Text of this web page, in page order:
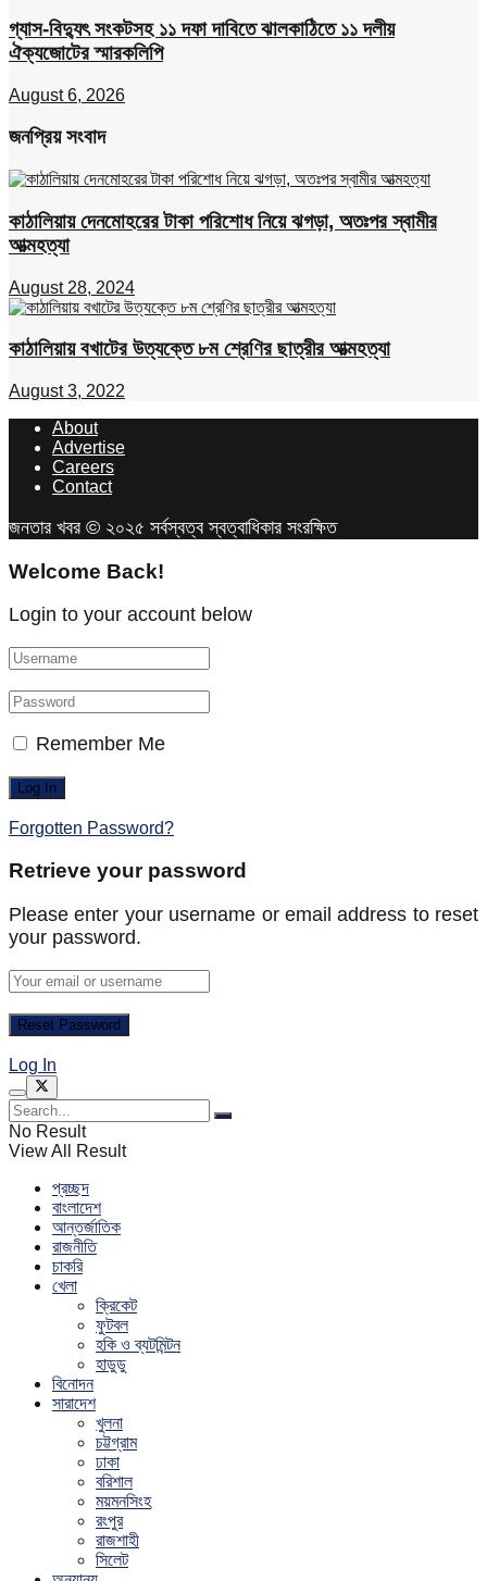
গ্যাস-বিদ্যুৎ সংকটসহ ১১ দফা দাবিতে ঝালকাঠিতে ১১ দলীয়
ঐক্যজোটের স্মারকলিপি
August 6, 2026
জনপ্রিয় সংবাদ
কাঠালিয়ায় দেনমোহরের টাকা পরিশোধ নিয়ে ঝগড়া, অতঃপর স্বামীর
আত্মহত্যা
August 28, 2024
কাঠালিয়ায় বখাটের উত্যক্তে ৮ম শ্রেণির ছাত্রীর আত্মহত্যা
August 3, 2022
About
Advertise
Careers
Contact
জনতার খবর © ২০২৫ সর্বস্বত্ব স্বত্বাধিকার সংরক্ষিত
Welcome Back!
Login to your account below
Remember Me
Forgotten Password?
Retrieve your password
Please enter your username or email address to reset
your password.
Log In
No Result
View All Result
প্রচ্ছদ
বাংলাদেশ
আন্তর্জাতিক
রাজনীতি
চাকরি
খেলা
ক্রিকেট
ফুটবল
হকি ও ব্যটমিন্টন
হাডুডু
বিনোদন
সারাদেশ
খুলনা
চট্টগ্রাম
ঢাকা
বরিশাল
ময়মনসিংহ
রংপুর
রাজশাহী
সিলেট